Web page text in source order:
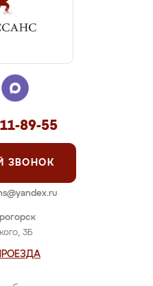
3Б
89-55
ЗВОНОК